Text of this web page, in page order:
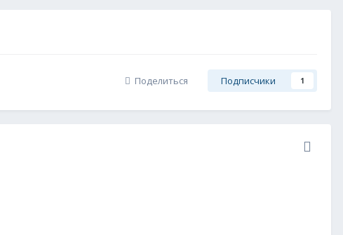
Поделиться Подписчики 1